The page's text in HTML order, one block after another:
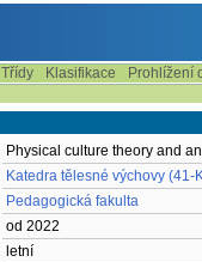
Třídy Klasifikace
Prohlížení
Physical culture theory and
Katedra tělesné výchovy (41-
Pedagogická fakulta
od 2022
letní